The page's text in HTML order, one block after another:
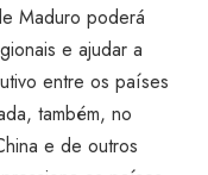
Maduro poderá
e ajudar a
entre os países
também, no
e de outros